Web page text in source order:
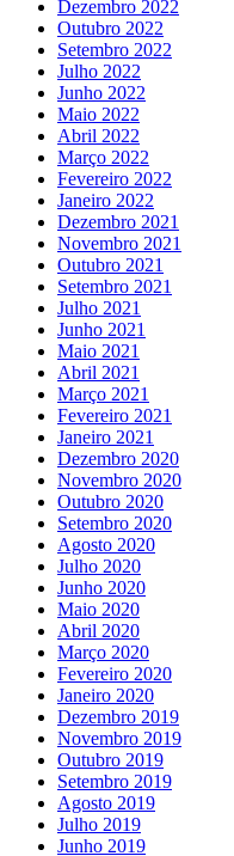
Dezembro 2022
Outubro 2022
Setembro 2022
Julho 2022
Junho 2022
Maio 2022
Abril 2022
Março 2022
Fevereiro 2022
Janeiro 2022
Dezembro 2021
Novembro 2021
Outubro 2021
Setembro 2021
Julho 2021
Junho 2021
Maio 2021
Abril 2021
Março 2021
Fevereiro 2021
Janeiro 2021
Dezembro 2020
Novembro 2020
Outubro 2020
Setembro 2020
Agosto 2020
Julho 2020
Junho 2020
Maio 2020
Abril 2020
Março 2020
Fevereiro 2020
Janeiro 2020
Dezembro 2019
Novembro 2019
Outubro 2019
Setembro 2019
Agosto 2019
Julho 2019
Junho 2019